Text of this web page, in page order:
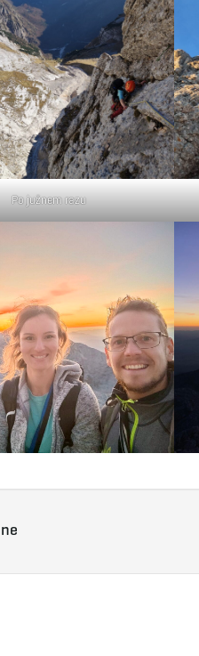
Po južnem razu